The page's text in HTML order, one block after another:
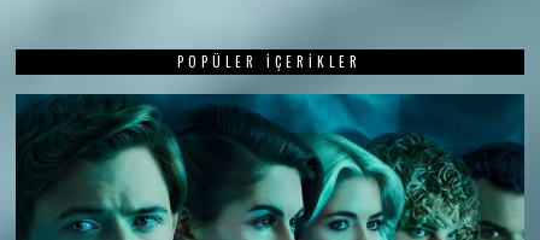
POPÜLER İÇERIKLER